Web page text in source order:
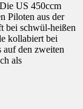
US 450ccm
Piloten aus der
bei schwül-heißen
kollabiert bei
auf den zweiten
als